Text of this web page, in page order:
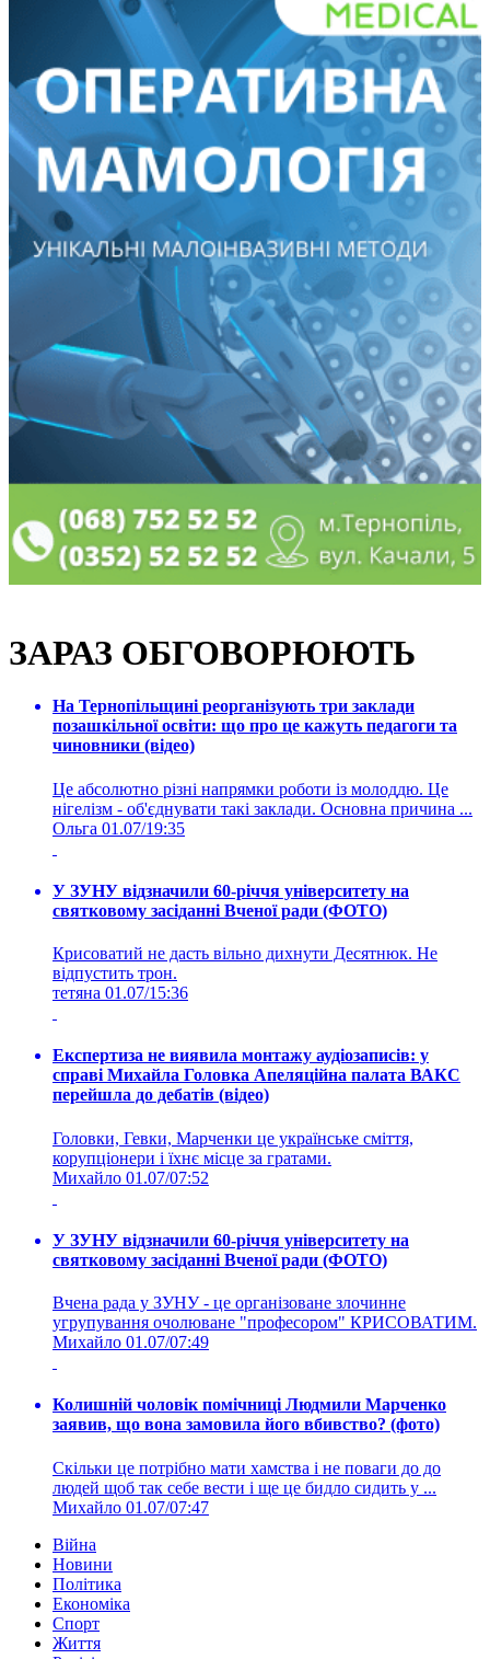
ЗАРАЗ ОБГОВОРЮЮТЬ
На Тернопільщині реорганізують три заклади
позашкільної освіти: що про це кажуть педагоги та
чиновники (відео)
Це абсолютно різні напрямки роботи із молоддю. Це
нігелізм - об'єднувати такі заклади. Основна причина ...
Ольга 01.07/19:35
У ЗУНУ відзначили 60-річчя університету на
святковому засіданні Вченої ради (ФОТО)
Крисоватий не дасть вільно дихнути Десятнюк. Не
відпустить трон.
тетяна 01.07/15:36
Експертиза не виявила монтажу аудіозаписів: у
справі Михайла Головка Апеляційна палата ВАКС
перейшла до дебатів (відео)
Головки, Гевки, Марченки це українське сміття,
корупціонери і їхнє місце за гратами.
Михайло 01.07/07:52
У ЗУНУ відзначили 60-річчя університету на
святковому засіданні Вченої ради (ФОТО)
Вчена рада у ЗУНУ - це організоване злочинне
угрупування очолюване "професором" КРИСОВАТИМ.
Михайло 01.07/07:49
Колишній чоловік помічниці Людмили Марченко
заявив, що вона замовила його вбивство? (фото)
Скільки це потрібно мати хамства і не поваги до до
людей щоб так себе вести і ще це бидло сидить у ...
Михайло 01.07/07:47
Війна
Новини
Політика
Економіка
Спорт
Життя